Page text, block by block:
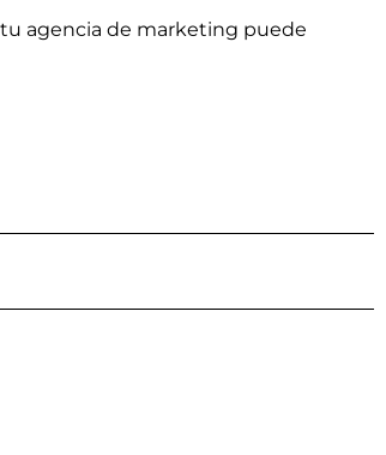
agencia de marketing puede